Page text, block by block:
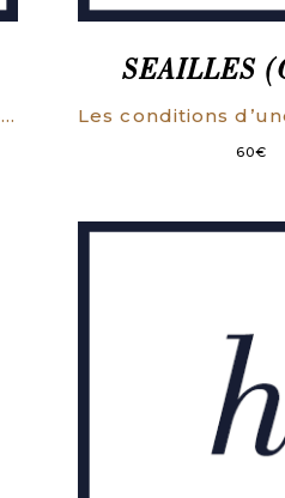
Le maître-camarade et la pédagogie libertaire. Étude historique et critique.
SEAILLES
60€